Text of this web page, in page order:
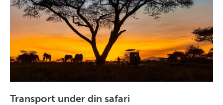
Transport under din safari